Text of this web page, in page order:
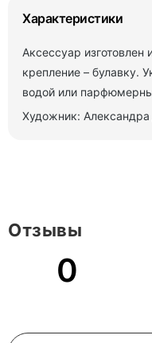
Характеристики
Аксессуар изготовлен
крепление – булавку.
водой или
Художник:
0
Отзывы